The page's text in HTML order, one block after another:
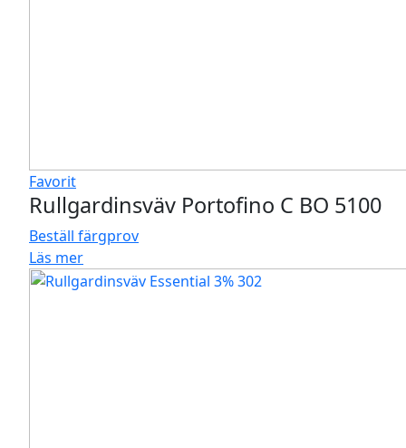
Favorit
Rullgardinsväv Portofino C BO 5100
Beställ färgprov
Läs mer